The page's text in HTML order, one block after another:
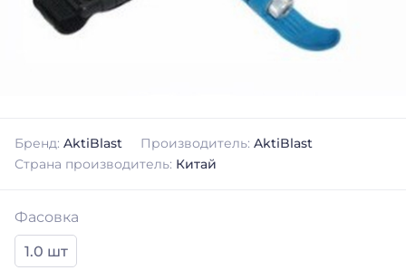
Бренд: AktiBlast Производитель: AktiBlast
Страна производитель: Китай
Фасовка
1.0 шт